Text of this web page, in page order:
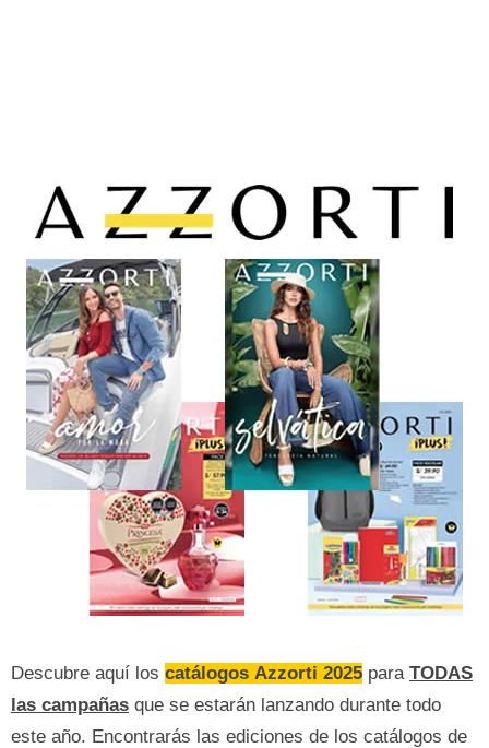
Descubre aquí los catálogos Azzorti 2025 para TODAS
las campañas que se estarán lanzando durante todo
este año. Encontrarás las ediciones de los catálogos de